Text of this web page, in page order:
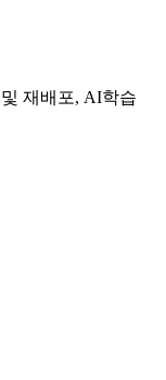
재배포, AI학습